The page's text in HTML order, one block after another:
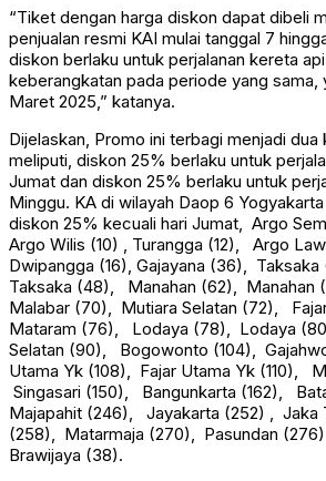
“Tiket dengan harga diskon dapat dibeli
penjualan resmi KAI mulai tanggal 7
diskon berlaku untuk perjalanan kereta
keberangkatan pada periode yang sama,
Maret 2025,” katanya.
Dijelaskan, Promo ini terbagi menjadi dua
meliputi, diskon 25% berlaku untuk
Jumat dan diskon 25% berlaku untuk
Minggu. KA di wilayah Daop 6
diskon 25% kecuali hari Jumat, Argo
Argo Wilis (10) , Turangga (12), Argo
Dwipangga (16), Gajayana (36),
Taksaka (48), Manahan (62), Manahan
Malabar (70), Mutiara Selatan (72),
Mataram (76), Lodaya (78), Lodaya
Selatan (90), Bogowonto (104),
Utama Yk (108), Fajar Utama Yk (110),
Singasari (150), Bangunkarta (162),
Majapahit (246), Jayakarta (252) , Jaka
(258), Matarmaja (270), Pasundan
Brawijaya (38).